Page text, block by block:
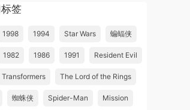
签
1998 1994 Star Wars 蝙蝠侠
1982 1986 1991 Resident Evil
Transformers The Lord of the Rings
蜘蛛侠 Spider-Man Mission